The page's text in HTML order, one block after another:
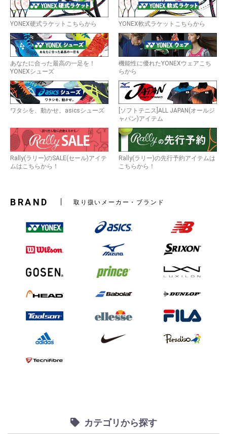
YONEX硬式ラケットこちらから YONEX軟式ラケットこちらから
あなたに合った最高の一足を！
YONEXシューズ
機能性に優れたYONEXウェアこち
らから
ワタシを、動かせ。asicsシューズ
[ソフトテニス]ALL JAPAN(オールジ
ャパン)アイテム
Rally(ラリー)のSALE(セール)アイテ
ムはこちらから！
Rally(ラリー)の先行予約アイテムは
こちらから！
BRAND 取り扱いメーカー・ブランド
カテゴリから探す